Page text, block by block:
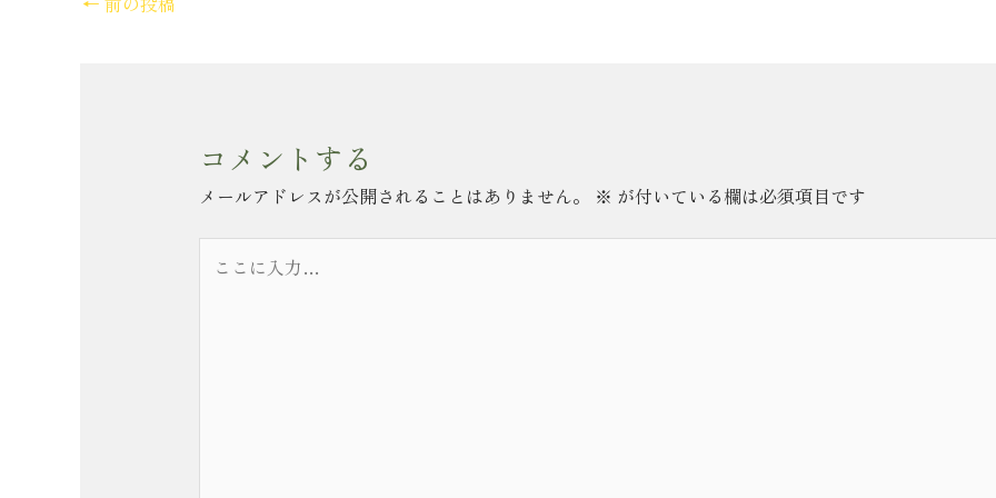
コメントする
メールアドレスが公開されることはありません。 ※ が付いている欄は必須項目です